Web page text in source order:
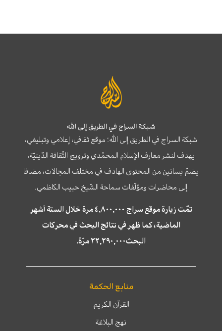
شبكة السراج في الطريق إلى الله
شبكة السراج في الطريق إلى الله؛ موقع ثقافي، إعلامي وتبليغي،
يهدف لنشر معارف الإسلام المحمّدي وترويج الثّقافة الدّينيّة،
يضمّ بساتين من المحتوى الهادف في مختلف المجالات، مضافا
إلى محاضرات ومؤلّفات سماحة الشّيخ حبيب الكاظمي.
تمّت زيارة موقع سراج ٤,٨٠٠,٠٠٠ مرة خلال الستة أشهر
الماضية، كما ظهر في نتائج البحث في محركات
البحث٢٢,٢٩٠,٠٠٠ مرّة.
منابع الحكمة
القرآن الكريم
نهج البلاغة